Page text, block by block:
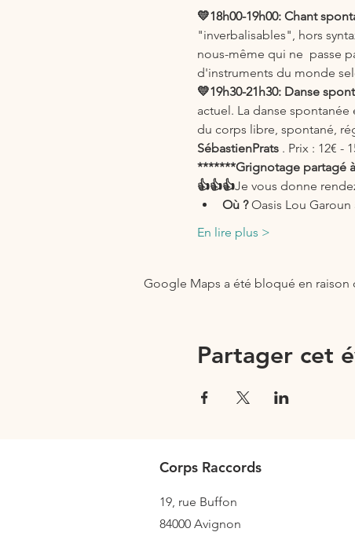
💛18h00-19h00: Chant
"inverbalisables", hors
nous-même qui ne  passe
d'instruments du monde
💛19h30-21h30: Danse
actuel. La danse
du corps libre, spontané,
SébastienPrats . Prix : 12€ -
*******Grignotage partagé
👍👍👍Je vous donne
Où ? Oasis Lou Garoun
En lire plus >
Google Maps a été bloqué en
Partager cet
Corps Raccords
19, rue Buffon
84000 Avignon